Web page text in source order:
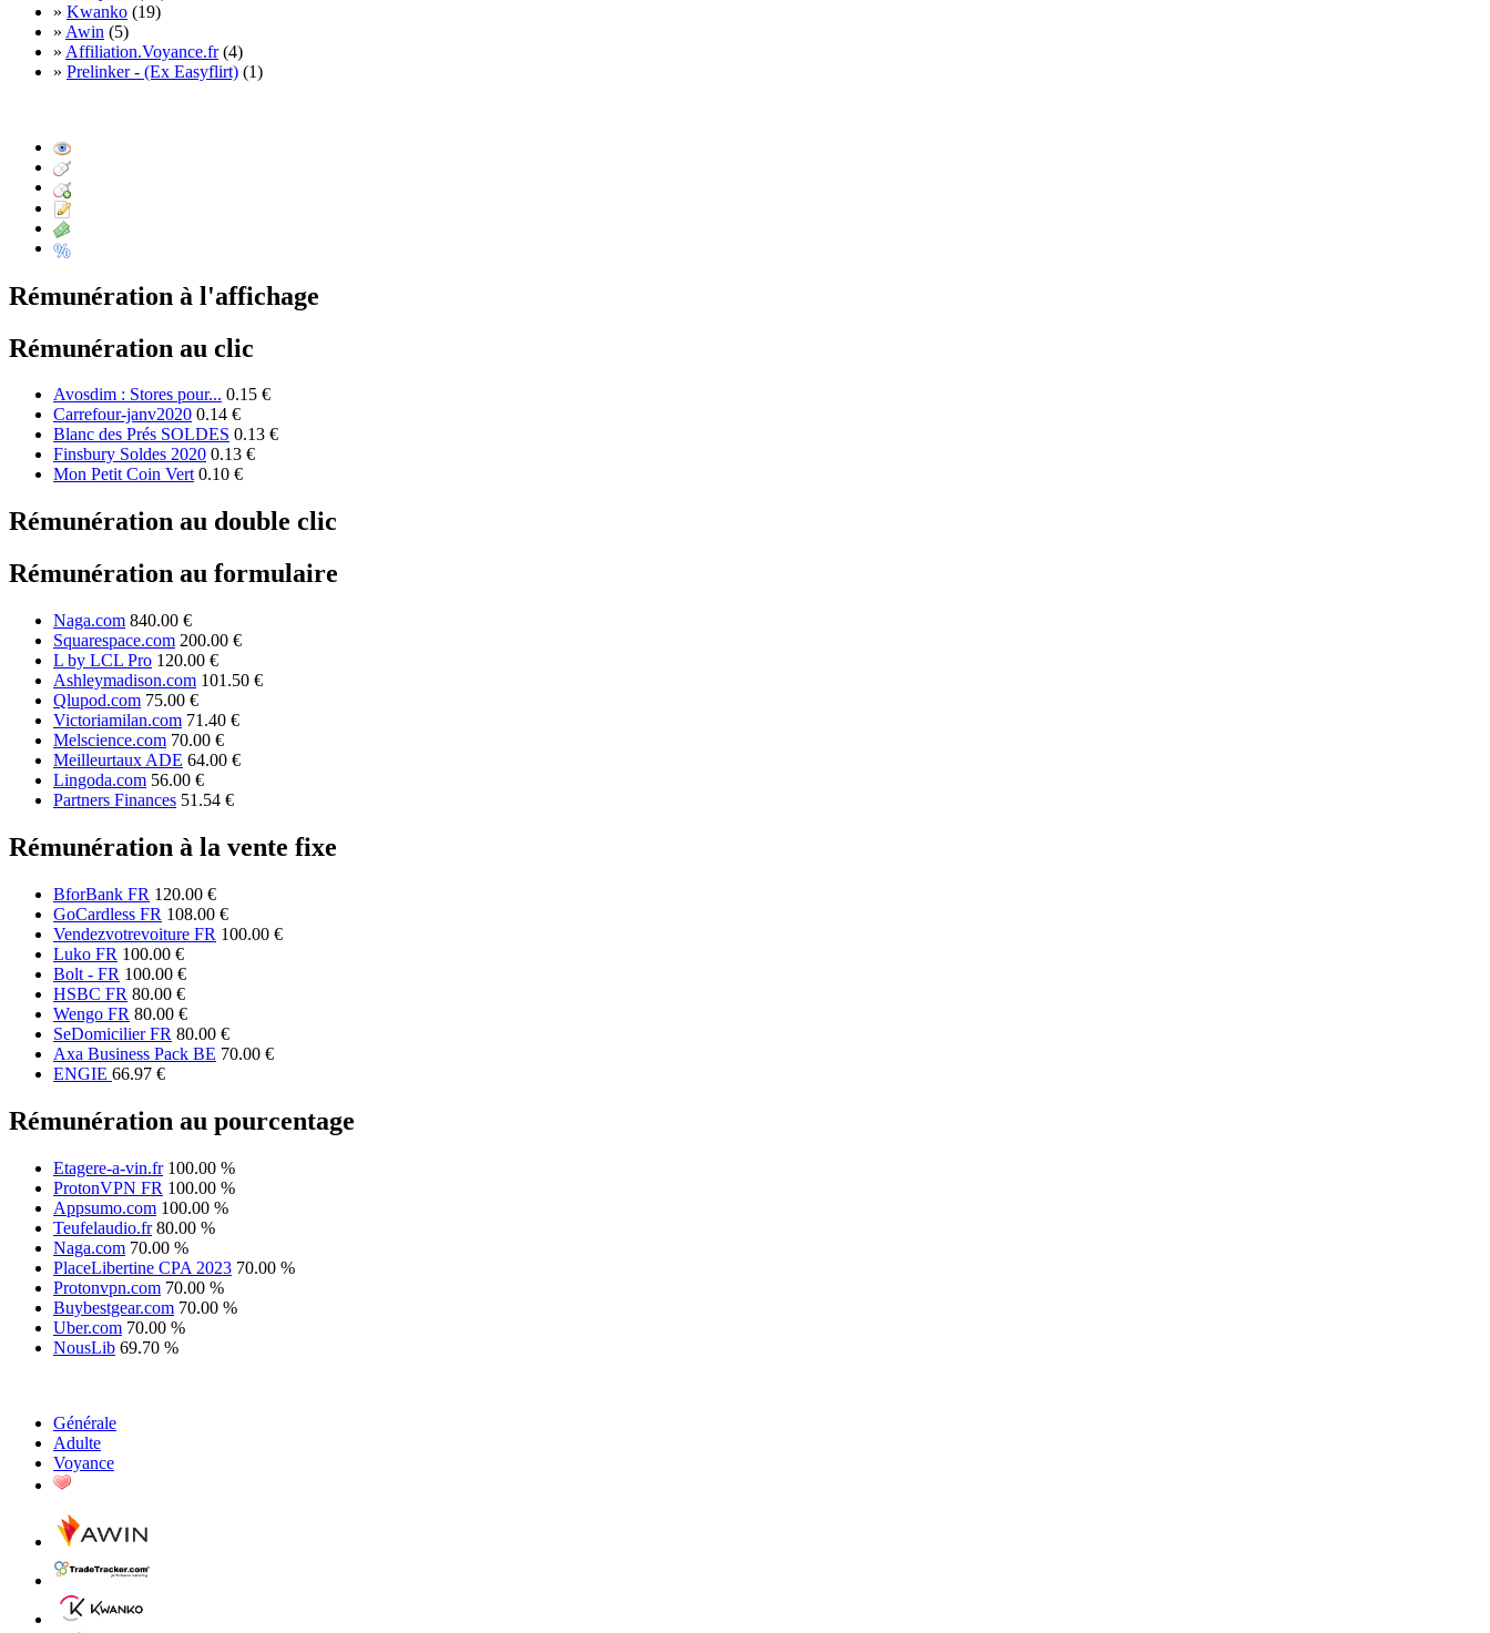
» Kwanko (19)
» Awin (5)
» Affiliation.Voyance.fr (4)
» Prelinker - (Ex Easyflirt) (1)
Rémunération à l'affichage
Rémunération au clic
Avosdim : Stores pour... 0.15 €
Carrefour-janv2020 0.14 €
Blanc des Prés SOLDES 0.13 €
Finsbury Soldes 2020 0.13 €
Mon Petit Coin Vert 0.10 €
Rémunération au double clic
Rémunération au formulaire
Naga.com 840.00 €
Squarespace.com 200.00 €
L by LCL Pro 120.00 €
Ashleymadison.com 101.50 €
Qlupod.com 75.00 €
Victoriamilan.com 71.40 €
Melscience.com 70.00 €
Meilleurtaux ADE 64.00 €
Lingoda.com 56.00 €
Partners Finances 51.54 €
Rémunération à la vente fixe
BforBank FR 120.00 €
GoCardless FR 108.00 €
Vendezvotrevoiture FR 100.00 €
Luko FR 100.00 €
Bolt - FR 100.00 €
HSBC FR 80.00 €
Wengo FR 80.00 €
SeDomicilier FR 80.00 €
Axa Business Pack BE 70.00 €
ENGIE 66.97 €
Rémunération au pourcentage
Etagere-a-vin.fr 100.00 %
ProtonVPN FR 100.00 %
Appsumo.com 100.00 %
Teufelaudio.fr 80.00 %
Naga.com 70.00 %
PlaceLibertine CPA 2023 70.00 %
Protonvpn.com 70.00 %
Buybestgear.com 70.00 %
Uber.com 70.00 %
NousLib 69.70 %
Générale
Adulte
Voyance